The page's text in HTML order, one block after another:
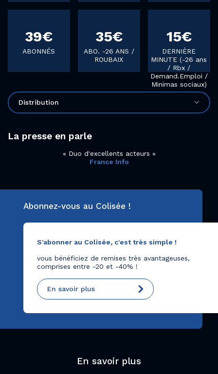
39€
ABONNÉS
35€
ABO. -26 ANS /
ROUBAIX
15€
DERNIÈRE
MINUTE (-26 ans
/ Rbx /
Demand.Emploi /
Minimas sociaux)
Distribution
La presse en parle
Duo d'excellents acteurs
France Info
Abonnez-vous au Colisée !
S'abonner au Colisée, c'est très simple !
vous bénéficiez de remises très avantageuses,
comprises entre -20 et -40% !
En savoir plus
En savoir plus